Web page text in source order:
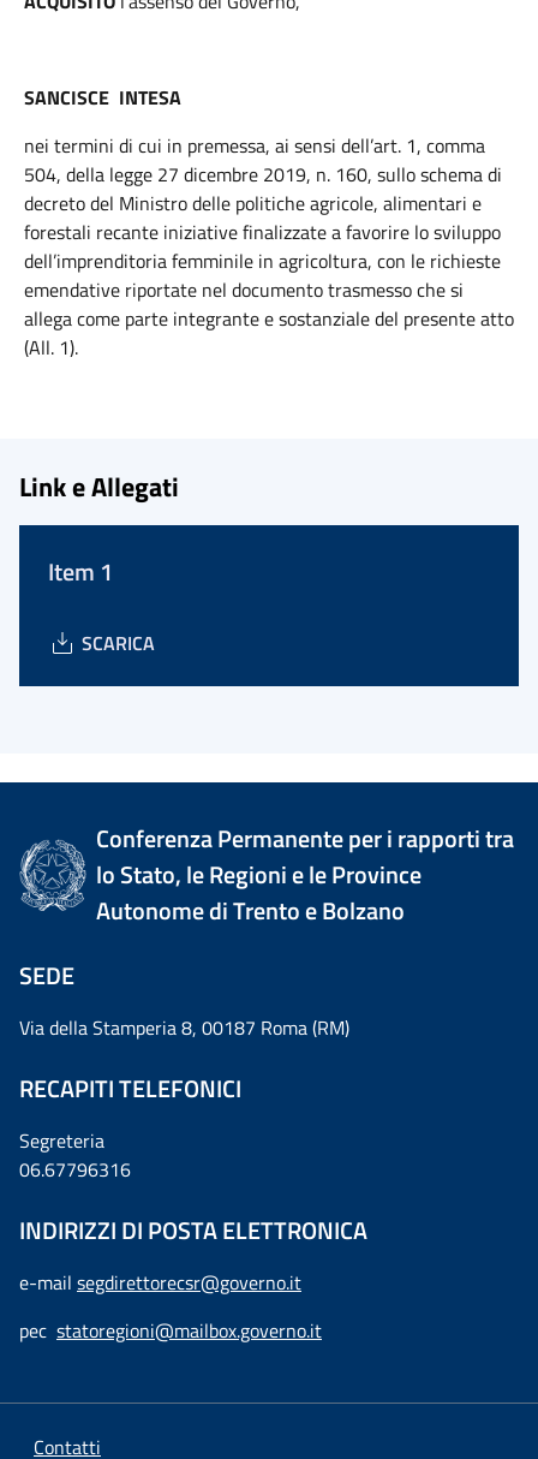
SANCISCE INTESA
nei termini di cui in premessa, ai sensi dell’art. 1, comma
504, della legge 27 dicembre 2019, n. 160, sullo schema di
decreto del Ministro delle politiche agricole, alimentari e
forestali recante iniziative finalizzate a favorire lo sviluppo
dell’imprenditoria femminile in agricoltura, con le richieste
emendative riportate nel documento trasmesso che si
allega come parte integrante e sostanziale del presente atto
(All. 1).
Link e Allegati
Item 1
SCARICA
Conferenza Permanente per i rapporti tra
lo Stato, le Regioni e le Province
Autonome di Trento e Bolzano
SEDE
Via della Stamperia 8, 00187 Roma (RM)
RECAPITI TELEFONICI
Segreteria
06.67796316
INDIRIZZI DI POSTA ELETTRONICA
e-mail segdirettorecsr@governo.it
pec statoregioni@mailbox.governo.it
Contatti